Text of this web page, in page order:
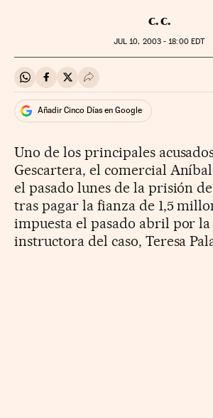
C. C.
JUL 10, 2003 - 18:00EDT
Compartir en Whatsapp
Compartir en Facebook
Compartir en Twitter
Desplegar Redes Sociales
Añadir Cinco Días en Google
Uno de los principales
Gescartera, el comercial
el pasado lunes de la prisión
tras pagar la fianza de 1,5
impuesta el pasado abril por la
instructora del caso, Teresa